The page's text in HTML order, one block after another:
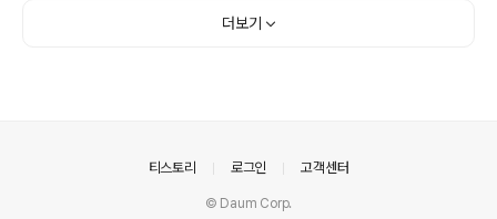
더보기
티스토리 로그인 고객센터
© Daum Corp.